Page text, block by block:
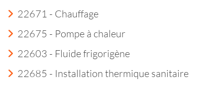
22671 - Chauffage
22675 - Pompe à chaleur
22603 - Fluide frigorigène
22685 - Installation thermique sanitaire